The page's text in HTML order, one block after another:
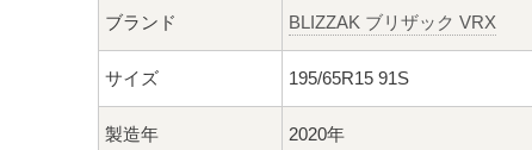
ブランド BLIZZAK ブリザック VRX
サイズ 195/65R15 91S
製造年 2020年